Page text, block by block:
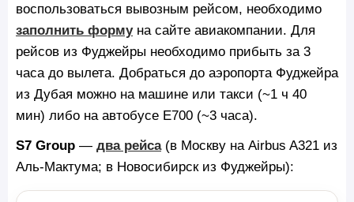
воспользоваться вывозным рейсом, необходимо
заполнить формуна сайте авиакомпании. Для
рейсов из Фуджейры необходимо прибыть за 3
часа до вылета. Добраться до аэропорта Фуджейра
из Дубая можно на машине или такси (~1 ч 40
мин) либо на автобусе Е700 (~3 часа).
S7 Group — два рейса(в Москву на Airbus A321 из
Аль-Мактума; в Новосибирск из Фуджейры):